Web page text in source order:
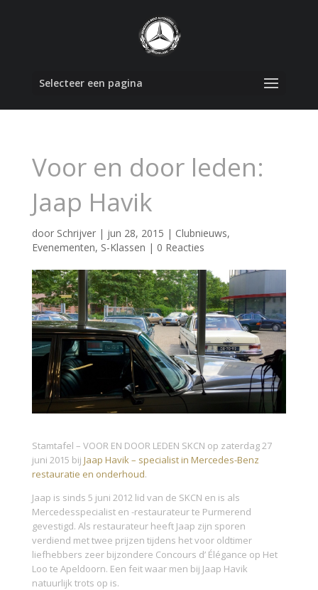
Selecteer een pagina
Voor en door leden:
Jaap Havik
door Schrijver| jun 28, 2015 | Clubnieuws,
Evenementen, S-Klassen | 0 Reacties
Stamtafel – VOOR EN DOOR LEDEN SKCN op zaterdag 27
juni 2015 bij Jaap Havik – specialist in Mercedes-Benz
restauratie en onderhoud.
Jaap is sinds 5 juni 2012 lid van de SKCN en is als
Mercedesspecialist en -restaurateur te Purmerend
gevestigd. Als restaurateur heeft Jaap zijn sporen
verdiend met twee prijzen tijdens het voor oldtimer
liefhebbers zeer bijzondere Concours d’ Élégance op Het
Loo te Apeldoorn. Een feit waar men bij Jaap Havik
natuurlijk trots op is.